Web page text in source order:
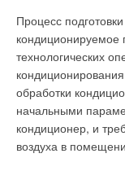
Процесс
кондиционируемое
технологических
обработки
начальными
кондиционер, и
воздуха в